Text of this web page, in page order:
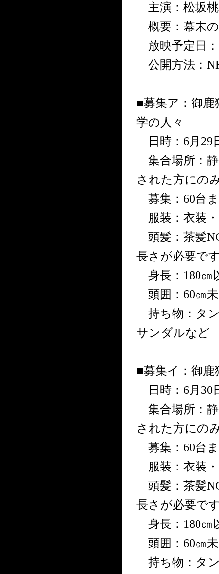
主演：松坂
概要：幕末
放映予定日：
公開方法：
■募集ア：御
学の人々
日時：6月29
集合場所：静
された方にの
募集：60台
服装：衣装
頭髪：茶髪
長さが必要で
身長：180㎝
頭囲：60㎝
持ち物：タ
サンダルなど
■募集イ：御
日時：6月30
集合場所：静
された方にの
募集：60台
服装：衣装
頭髪：茶髪
長さが必要で
身長：180㎝
頭囲：60㎝
持ち物：タ